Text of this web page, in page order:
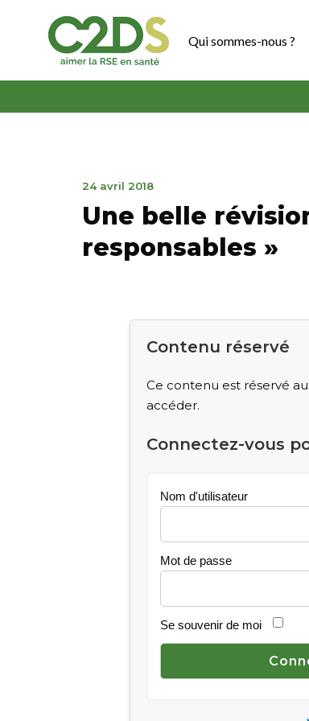
contenu
Qui sommes-nous ?
24 avril 201813
2018
Une belle
responsables »
Contenu réservé
Ce contenu est réservé
accéder.
Connectez-vous
Nom d'utilisateur
Mot de passe
Se souvenir de moi